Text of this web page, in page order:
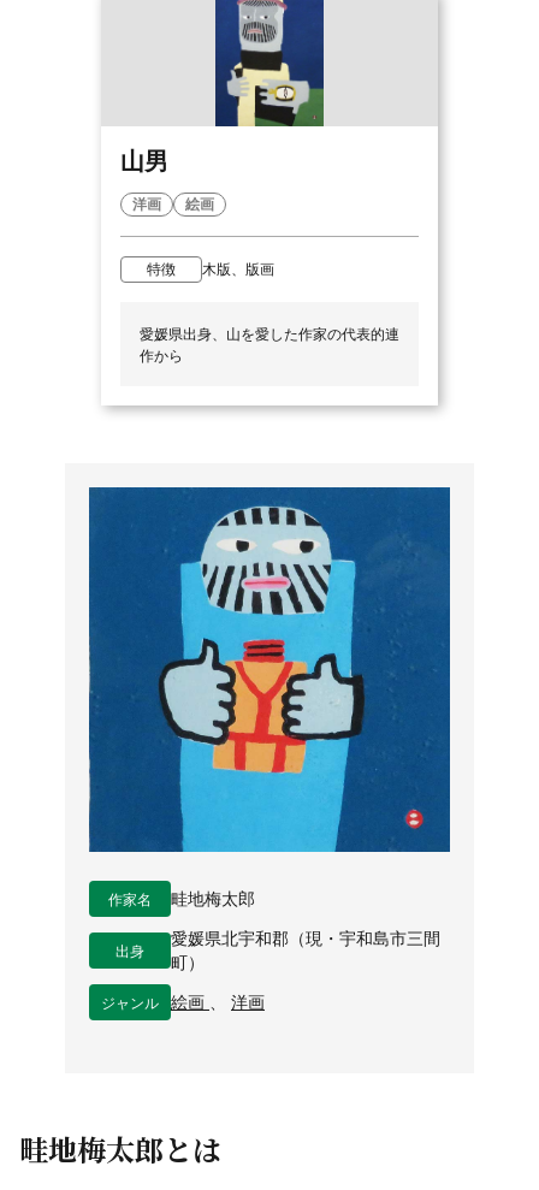
山男
洋画 絵画
特徴 木版、版画
愛媛県出身、山を愛した作家の代表的連
作から
作家名 畦地梅太郎
出身
愛媛県北宇和郡（現・宇和島市三間
町）
ジャンル 絵画 洋画
畦地梅太郎とは